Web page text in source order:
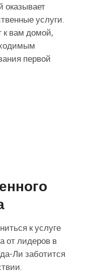
оказывает
услуги.
к вам домой,
первой
к услуге
от лидеров в
Ли заботится